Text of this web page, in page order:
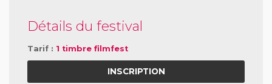
Détails du festival
Tarif : 1 timbre filmfest
INSCRIPTION